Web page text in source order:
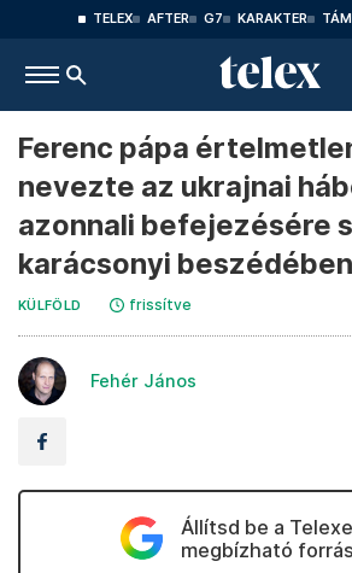
TELEX AFTER G7 KARAKTER
Ferenc pápa
nevezte az ukrajnai
azonnali befejezésére
karácsonyi beszédében
KÜLFÖLD frissítve
Fehér János
Állítsd be a
megbízható